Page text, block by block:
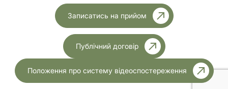
Записатись на прийом
Публічний договір
Положення про систему відеоспостереження